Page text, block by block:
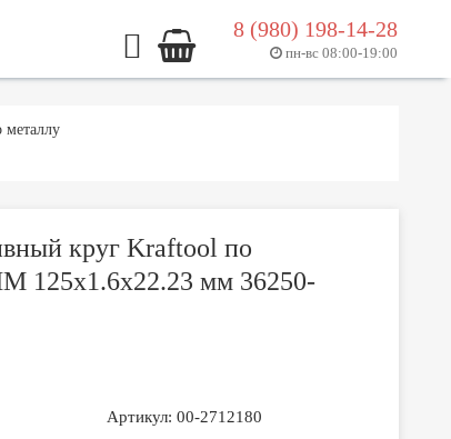
8 (980) 198-14-28
пн-вс 08:00-19:00
металлу
круг Kraftool по
125x1.6x22.23 мм 36250-
Артикул: 00-2712180